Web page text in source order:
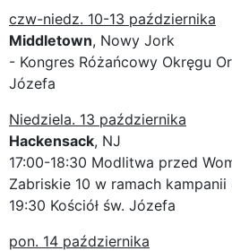
czw-niedz. 10-13 października
Middletown, Nowy Jork
- Kongres Różańcowy Okręgu
Józefa
Niedziela. 13 października
Hackensack, NJ
17:00-18:30 Modlitwa przed
Zabriskie 10 w ramach
19:30 Kościół św. Józefa
pon. 14 października